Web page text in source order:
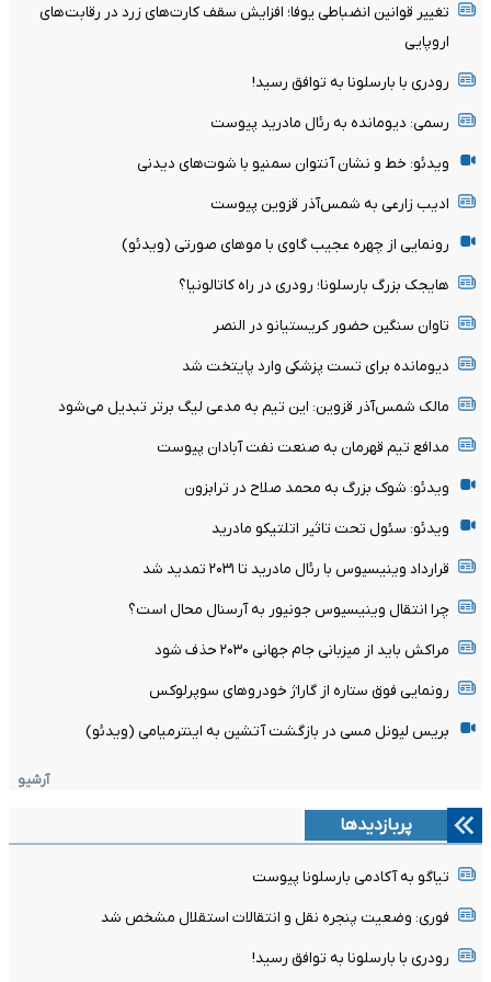
تغییر قوانین انضباطی یوفا؛ افزایش سقف کارت‌های زرد در رقابت‌های
اروپایی
رودری با بارسلونا به توافق رسید!
رسمی: دیومانده به رئال مادرید پیوست
ویدئو: خط و نشان آنتوان سمنیو با شوت‌های دیدنی
ادیب زارعی به شمس‌آذر قزوین پیوست
رونمایی از چهره عجیب گاوی با موهای صورتی (ویدئو)
هایجک بزرگ بارسلونا؛ رودری در راه کاتالونیا؟
تاوان سنگین حضور کریستیانو در النصر
دیومانده برای تست پزشکی وارد پایتخت شد
مالک شمس‌آذر قزوین: این تیم به مدعی لیگ برتر تبدیل می‌شود
مدافع تیم قهرمان به صنعت نفت آبادان پیوست
ویدئو: شوک بزرگ به محمد صلاح در ترابزون
ویدئو: سئول تحت تاثیر اتلتیکو مادرید
قرارداد وینیسیوس با رئال مادرید تا ۲۰۳۱ تمدید شد
چرا انتقال وینیسیوس جونیور به آرسنال محال است؟
مراکش باید از میزبانی جام جهانی ۲۰۳۰ حذف شود
رونمایی فوق ستاره از گاراژ خودروهای سوپرلوکس
بریس لیونل مسی در بازگشت آتشین به اینترمیامی (ویدئو)
آرشیو
پربازدیدها
تیاگو به آکادمی بارسلونا پیوست
فوری: وضعیت پنجره نقل و انتقالات استقلال مشخص شد
رودری با بارسلونا به توافق رسید!